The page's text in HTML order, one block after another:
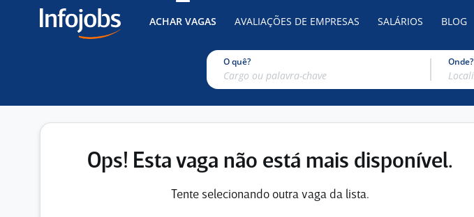
ACHAR VAGAS AVALIAÇÕES DE EMPRESAS SALÁRIOS BLOG
O quê? Onde?
Ops! Esta vaga não está mais disponível.
Tente selecionando outra vaga da lista.